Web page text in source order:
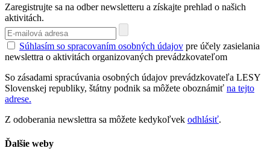
Zaregistrujte sa na odber newsletteru a získajte prehlad o našich
aktivitách.
Súhlasím so spracovaním osobných údajov pre účely zasielania
newslettra o aktivitách organizovaných prevádzkovateľom
So zásadami spracúvania osobných údajov prevádzkovateľa LESY
Slovenskej republiky, štátny podnik sa môžete oboznámiť na tejto
adrese.
Z odoberania newslettra sa môžete kedykoľvek odhlásiť.
Ďalšie weby